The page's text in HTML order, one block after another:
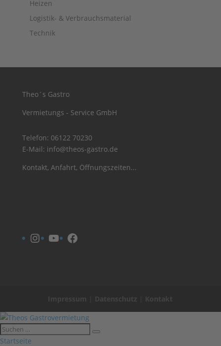
Heizen
Logistik- & Verbrauchsmaterial
Technik
Theo´s Gastro
Vermietungs - Service GmbH
Telefon: 06122 70230
E-Mail: info@theos-gastro.de
Kontakt, Anfahrt, Öffnungszeiten...
Instagram
YouTubeFacebook
Impressum Datenschutz Kontakt
Startseite